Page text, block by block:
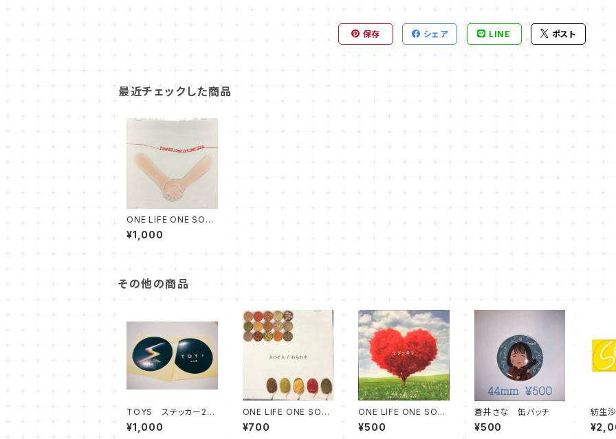
保存 シェア LINE ポスト
最近チェックした商品
ONE LIFE ONE SOUL
CD TUNAIDE
¥1,000
その他の商品
TOYS ステッカー2枚
組
¥1,000
ONE LIFE ONE SOUL
CD スパイス
¥700
ONE LIFE ONE SOUL
CD ユメ＝キミ
¥500
蒼井さな 缶バッチ
¥500
紡生
ル